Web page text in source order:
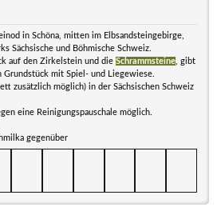
in Schöna, mitten im Elbsandsteingebirge,
Sächsische und Böhmische Schweiz.
auf den Zirkelstein und die Schrammsteine , gibt
mit Spiel- und Liegewiese.
zusätzlich möglich) in der Sächsischen Schweiz
eine Reinigungspauschale möglich.
gegenüber